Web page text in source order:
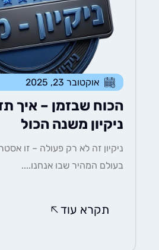
אוקטובר 23, 2025
הכוח שבזמן – איך תזמון
ניקיון משנה הכול
ניקיון זה לא רק פעולה – זו אסטרטגיה
בעולם המהיר שבו אנחנו....
תקרא עוד